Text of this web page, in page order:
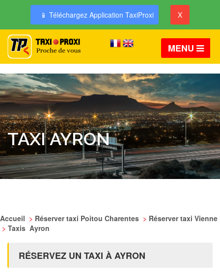
📱 Téléchargez Application TaxiProxi X
MENU
TAXI AYRON
Accueil > Réserver taxi Poitou Charentes > Réserver taxi Vienne
> Taxis Ayron
RÉSERVEZ UN TAXI À AYRON